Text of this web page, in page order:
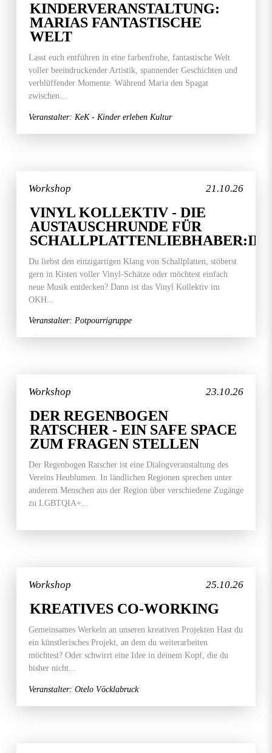
KINDERVERANSTALTUNG:
MARIAS FANTASTISCHE
WELT
Lasst euch entführen in eine farbenfrohe, fantastische Welt
voller beeindruckender Artistik, spannender Geschichten und
verblüffender Momente. Während Maria den Spagat
zwischen...
Veranstalter: KeK - Kinder erleben Kultur
21.10.26
Workshop
VINYL KOLLEKTIV - DIE
AUSTAUSCHRUNDE FÜR
Du liebst den einzigartigen Klang von Schallplatten, stöberst
gern in Kisten voller Vinyl-Schätze oder möchtest einfach
neue Musik entdecken? Dann ist das Vinyl Kollektiv im
OKH...
Veranstalter: Potpourrigruppe
23.10.26
Workshop
DER REGENBOGEN
RATSCHER - EIN SAFE SPACE
ZUM FRAGEN STELLEN
Der Regenbogen Ratscher ist eine Dialogveranstaltung des
Vereins Heublumen. In ländlichen Regionen sprechen unter
anderem Menschen aus der Region über verschiedene Zugänge
zu LGBTQIA+...
25.10.26
Workshop
KREATIVES CO-WORKING
Gemeinsames Werkeln an unseren kreativen Projekten Hast du
ein künstlerisches Projekt, an dem du weiterarbeiten
möchtest? Oder schwirrt eine Idee in deinem Kopf, die du
bisher nicht...
Veranstalter: Otelo Vöcklabruck